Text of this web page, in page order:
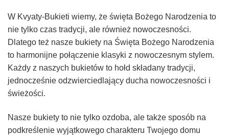
W Kvyaty-Bukieti wiemy, że święta Bożego Narodzenia to
nie tylko czas tradycji, ale również nowoczesności.
Dlatego też nasze bukiety na Święta Bożego Narodzenia
to harmonijne połączenie klasyki z nowoczesnym stylem.
Każdy z naszych bukietów to hołd składany tradycji,
jednocześnie odzwierciedlający ducha nowoczesności i
świeżości.
Nasze bukiety to nie tylko ozdoba, ale także sposób na
podkreślenie wyjątkowego charakteru Twojego domu